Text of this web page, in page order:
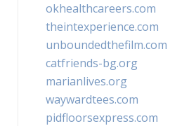
okhealthcareers.com
theintexperience.com
unboundedthefilm.com
catfriends-bg.org
marianlives.org
waywardtees.com
pidfloorsexpress.com